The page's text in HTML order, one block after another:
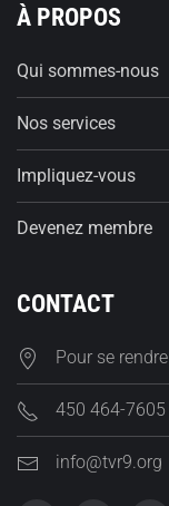
À PROPOS
Qui sommes-nous
Nos services
Impliquez-vous
Devenez membre
CONTACT
Pour se rendre
450 464-7605
info@tvr9.org